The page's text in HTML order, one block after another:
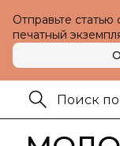
Отправьте
печатный